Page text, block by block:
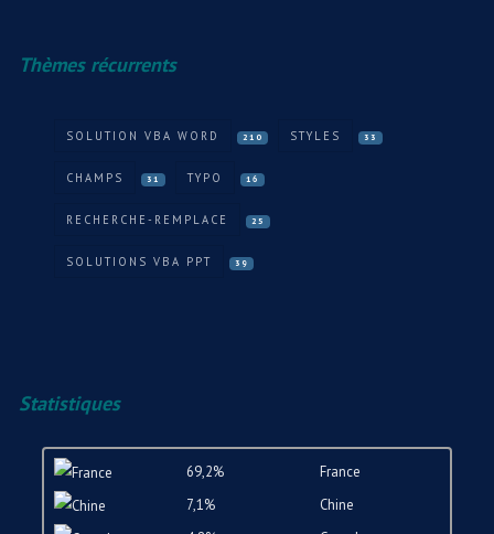
Thèmes récurrents
SOLUTION VBA WORD 210 STYLES 33
CHAMPS 31 TYPO 16
RECHERCHE-REMPLACE 25
SOLUTIONS VBA PPT 39
Statistiques
69,2%
France
7,1%
Chine